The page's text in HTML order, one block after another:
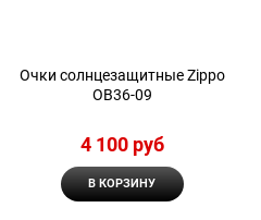
Очки солнцезащитные Zippo
OB36-09
4 100 руб
В КОРЗИНУ